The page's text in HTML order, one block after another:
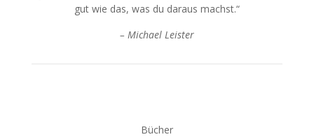
gut wie das, was du daraus machst.“
– Michael Leister
Bücher